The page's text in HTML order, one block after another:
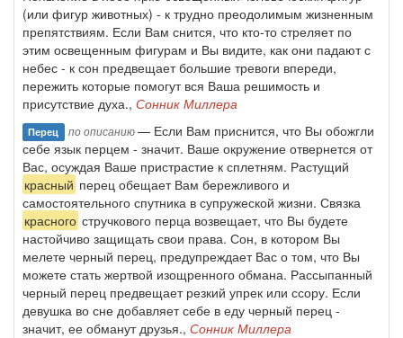
(или фигур животных) - к трудно преодолимым жизненным
препятствиям. Если Вам снится, что кто-то стреляет по
этим освещенным фигурам и Вы видите, как они падают с
небес - к сон предвещает большие тревоги впереди,
пережить которые помогут вся Ваша решимость и
присутствие духа., Сонник Миллера
Перец по описанию— Если Вам приснится, что Вы обожгли
себе язык перцем - значит. Ваше окружение отвернется от
Вас, осуждая Ваше пристрастие к сплетням. Растущий
красный перец обещает Вам бережливого и
самостоятельного спутника в супружеской жизни. Связка
красного стручкового перца возвещает, что Вы будете
настойчиво защищать свои права. Сон, в котором Вы
мелете черный перец, предупреждает Вас о том, что Вы
можете стать жертвой изощренного обмана. Рассыпанный
черный перец предвещает резкий упрек или ссору. Если
девушка во сне добавляет себе в еду черный перец -
значит, ее обманут друзья., Сонник Миллера